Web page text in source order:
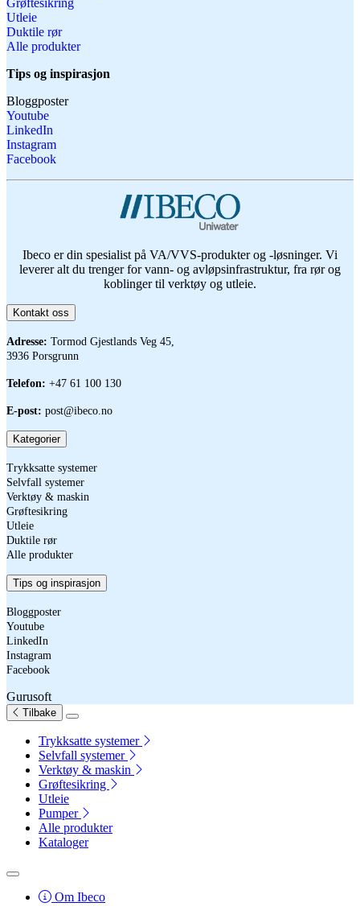
Utleie
Duktile rør
Alle produkter
Tips og inspirasjon
Bloggposter
Youtube
LinkedIn
Instagram
Facebook
Ibeco er din spesialist på VA/VVS-produkter og -løsninger. Vi
leverer alt du trenger for vann- og avløpsinfrastruktur, fra rør og
koblinger til verktøy og utleie.
Kontakt oss
Adresse: Tormod Gjestlands Veg 45,
3936 Porsgrunn
Telefon: +47 61 100 130
E-post: post@ibeco.no
Kategorier
Trykksatte systemer
Selvfall systemer
Verktøy & maskin
Grøftesikring
Utleie
Duktile rør
Alle produkter
Tips og inspirasjon
Bloggposter
Youtube
LinkedIn
Instagram
Facebook
Gurusoft
Tilbake
Trykksatte systemer
Selvfall systemer
Verktøy & maskin
Grøftesikring
Utleie
Pumper
Alle produkter
Kataloger
Om Ibeco